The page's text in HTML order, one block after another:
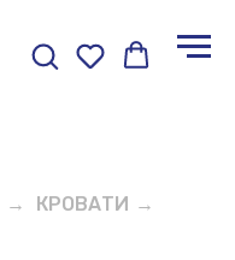
→ КРОВАТИ →